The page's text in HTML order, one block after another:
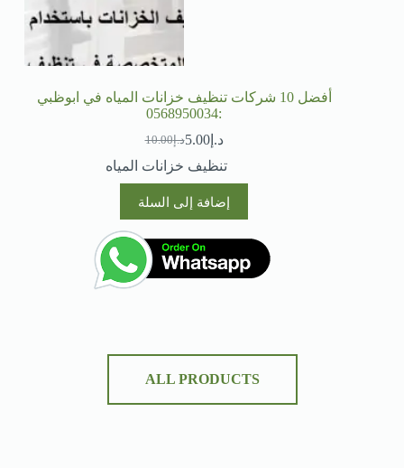
أفضل 10 شركات تنظيف خزانات المياه في ابوظبي
:0568950034
د.إ10.00 د.إ5.00
تنظيف خزانات المياه
إضافة إلى السلة
ALL PRODUCTS